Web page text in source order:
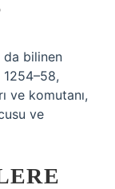
da bilinen
ve komutanı,
ve